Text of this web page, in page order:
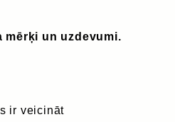
mērķi un uzdevumi.
ir veicināt